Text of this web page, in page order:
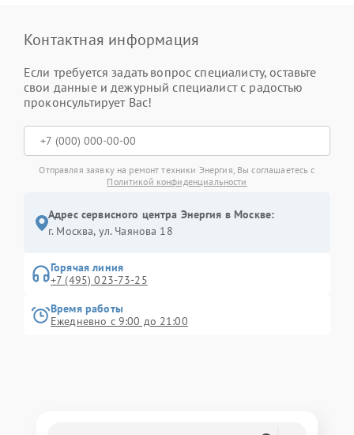
Контактная информация
Если требуется задать вопрос специалисту, оставьте
свои данные и дежурный специалист с радостью
проконсультирует Вас!
Отправляя заявку на ремонт техники Энергия, Вы соглашаетесь с
Политикой конфиденциальности
Адрес сервисного центра Энергия в Москве:
г. Москва, ул. Чаянова 18
Горячая линия
+7 (495) 023-73-25
Время работы
Ежедневно с 9:00 до 21:00